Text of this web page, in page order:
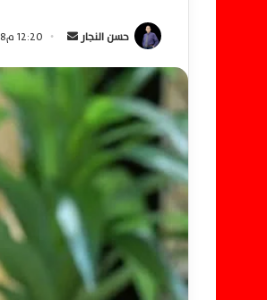
حسن النجار
د
ا
إ
12:20 م28 يوليو، 2025